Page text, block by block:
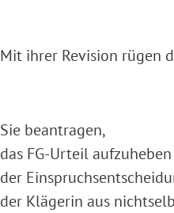
Mit ihrer Revision rügen
Sie beantragen,
das FG-Urteil
der
der Klägerin aus